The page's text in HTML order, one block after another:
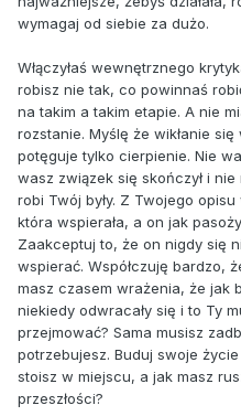
wymagaj od siebie za dużo.
Włączyłaś wewnętrznego
robisz nie tak, co powinnaś
na takim a takim etapie. A nie
rozstanie. Myślę że wikłanie
potęguje tylko cierpienie. Nie
wasz związek się skończył i
robi Twój były. Z Twojego
która wspierała, a on jak
Zaakceptuj to, że on nigdy się
wspierać. Współczuję bardzo,
masz czasem wrażenia, że jak
niekiedy odwracały się i to Ty
przejmować? Sama musisz
potrzebujesz. Buduj swoje
stoisz w miejscu, a jak masz
przeszłości?